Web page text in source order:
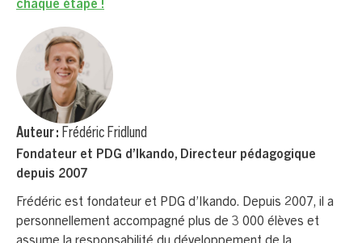
chaque étape !
Auteur : Frédéric Fridlund
Fondateur et PDG d’Ikando, Directeur pédagogique
depuis 2007
Frédéric est fondateur et PDG d’Ikando. Depuis 2007, il a
personnellement accompagné plus de 3 000 élèves et